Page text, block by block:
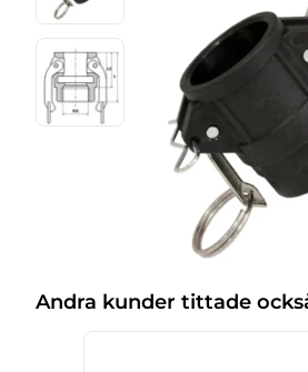
Andra kunder tittade